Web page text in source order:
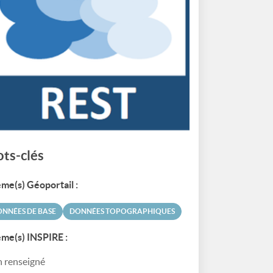
clés
Géoportail :
DE BASE DONNÉES TOPOGRAPHIQUES
INSPIRE :
renseigné